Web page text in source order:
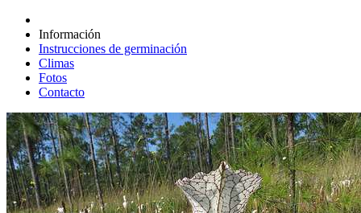
Información
Instrucciones de germinación
Climas
Fotos
Contacto